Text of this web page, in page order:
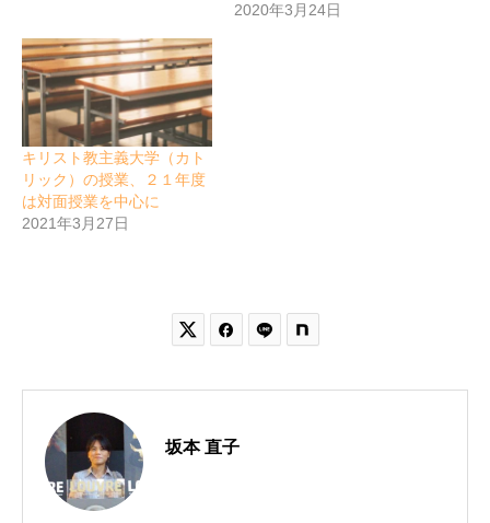
2020年3月24日
キリスト教主義大学（カト
リック）の授業、２１年度
は対面授業を中心に
2021年3月27日
 
坂本 直子